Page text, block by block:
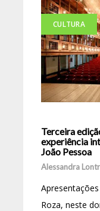
CULTURA
Terceira
experiência
João Pessoa
Alessandra
Roza, neste